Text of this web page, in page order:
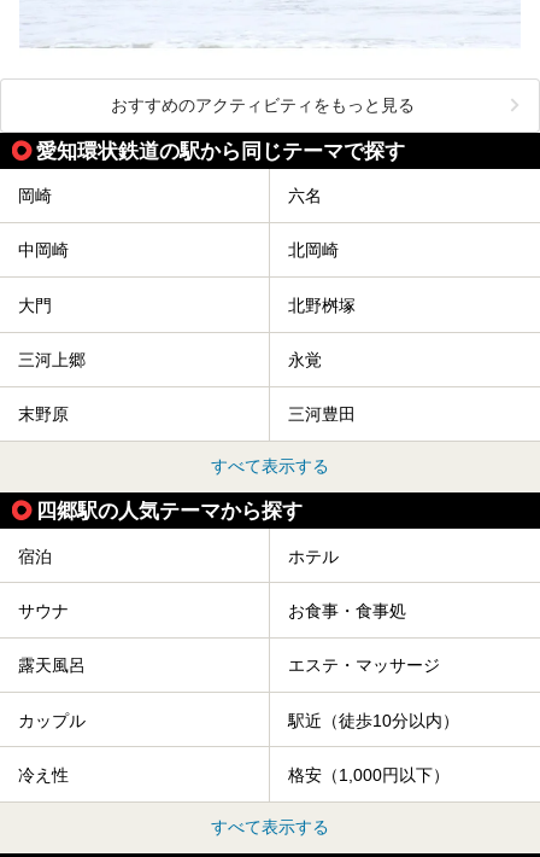
おすすめのアクティビティをもっと見る
愛知環状鉄道の駅から同じテーマで探す
岡崎 六名
中岡崎 北岡崎
大門 北野桝塚
三河上郷 永覚
末野原 三河豊田
すべて表示する
四郷駅の人気テーマから探す
宿泊 ホテル
サウナ お食事・食事処
露天風呂 エステ・マッサージ
カップル 駅近（徒歩10分以内）
冷え性 格安（1,000円以下）
すべて表示する